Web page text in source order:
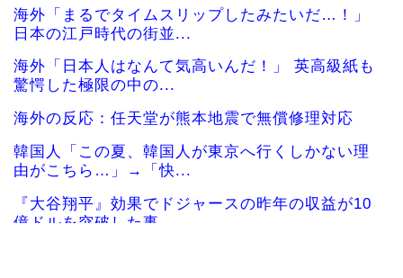
海外「まるでタイムスリップしたみたいだ…！」
日本の江戸時代の街並...
海外「日本人はなんて気高いんだ！」 英高級紙も
驚愕した極限の中の...
海外の反応：任天堂が熊本地震で無償修理対応
韓国人「この夏、韓国人が東京へ行くしかない理
由がこちら…」→「快...
『大谷翔平』効果でドジャースの昨年の収益が10
億ドルを突破した事...